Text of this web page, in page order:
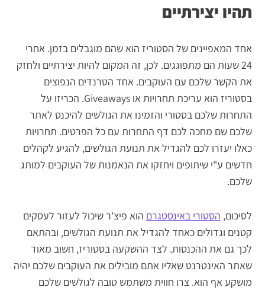
תהיו יצירתיים
אחד המאפיינים של הסטוריז הוא שהם מוגבלים בזמן. אחרי
24 שעות הם מתפוגגים. לכן, זה המקום להיות יצירתיים ולחזק
את הקשר שלכם עם העוקבים. אחד הטרנדים הנפוצים
בסטוריז הוא עריכת תחרויות או Giveaways. הכריזו על
התחרות שלכם בסטורי והזמינו את הגולשים להיכנס לאתר
שלכם שם מחכה לכם דף התחרות עם כל הפרטים. תחרויות
כאלו יעזרו לכם להגדיל את תנועת הגולשים, להגיע לקהלים
חדשים ע"י שיתופים ויחזקו את הנאמנות של העוקבים למותג
שלכם.
לסיכום, הסטורי באינסטגרם הוא פיצ'ר שיכול לעזור לעסקים
קטנים וגדולים כאחד להגדיל את תנועת הגולשים, ובהתאם
לכך גם את ההכנסות. לצד ההשקעה בסטוריז, חשוב מאוד
שאתר האינטרנט שאליו אתם מובילים את העוקבים שלכם יהיה
מושקע אף הוא. צרו חווית משתמש טובה לגולשים שלכם